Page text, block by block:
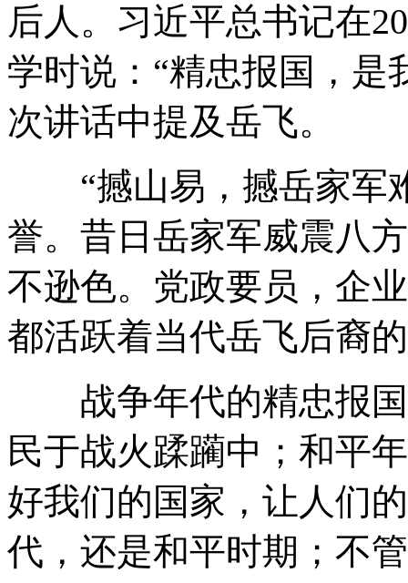
后人。习近平总书记在
学时说：“精忠报国，是
次讲话中提及岳飞。
“撼山易，撼岳家军
誉。昔日岳家军威震八
不逊色。党政要员，企
都活跃着当代岳飞后裔
战争年代的精忠报国
民于战火蹂躏中；和平
好我们的国家，让人们
代，还是和平时期；不